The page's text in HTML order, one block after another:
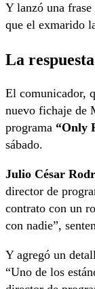
Y lanzó una
que el exmarido
La
El comunicador,
nuevo fichaje de
programa “Only
sábado.
Julio César
director de
contrato con un
con nadie”,
Y agregó un
“Uno de los